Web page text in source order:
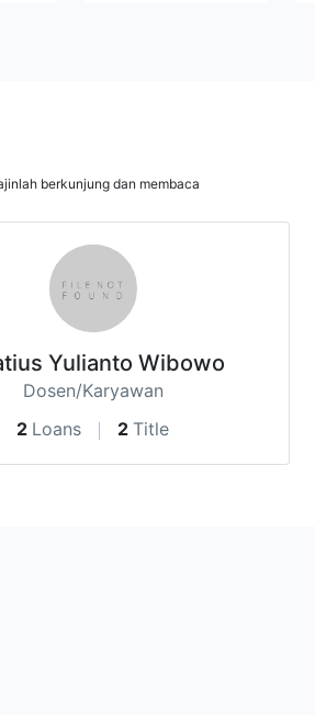
berkunjung dan membaca
Yulianto Wibowo
Dosen/Karyawan
2 Loans 2 Title